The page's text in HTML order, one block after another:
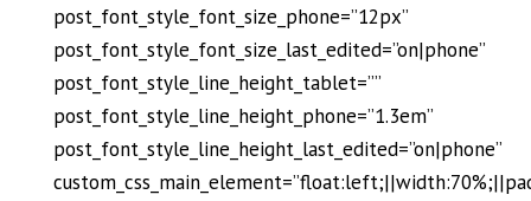
post_font_style_font_size_phone=”12px”
post_font_style_font_size_last_edited=”on|phone”
post_font_style_line_height_tablet=””
post_font_style_line_height_phone=”1.3em”
post_font_style_line_height_last_edited=”on|phone”